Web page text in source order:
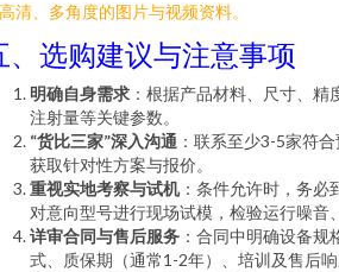
清、多角度的图片与视频资料。
、选购建议与注意事项
明确自身需求 ：根据产品材料、尺寸、
注射量等关键参数。
“货比三家”深入沟通 ：联系至少3-5家符
获取针对性方案与报价。
重视实地考察与试机：条件允许时，务必
对意向型号进行现场试模，检验运行噪音
详审合同与售后服务 ：合同中明确设备
式、质保期（通常1-2年）、培训及售后响